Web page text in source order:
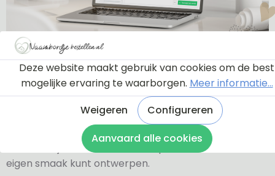
Ontwerptool
Via onderstaande knop komt u bij een instructie en
een tutorial die u een rondleiding geeft door de
ontwerptool. Hierdoor weet u precies hoe u zelf uw
naambordje helemaal kunt aanpassen en naar uw
eigen smaak kunt ontwerpen.
Deze website maakt gebruik van cookies om de best
mogelijke ervaring te waarborgen. Meer informatie...
Weigeren
Configureren
Aanvaard alle cookies